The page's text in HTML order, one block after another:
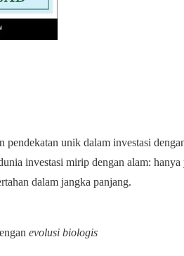
pendekatan unik dalam investasi
investasi mirip dengan alam: hanya
dalam jangka panjang.
evolusi biologis